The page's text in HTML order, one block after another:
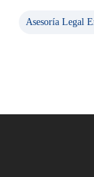
Asesoría Legal